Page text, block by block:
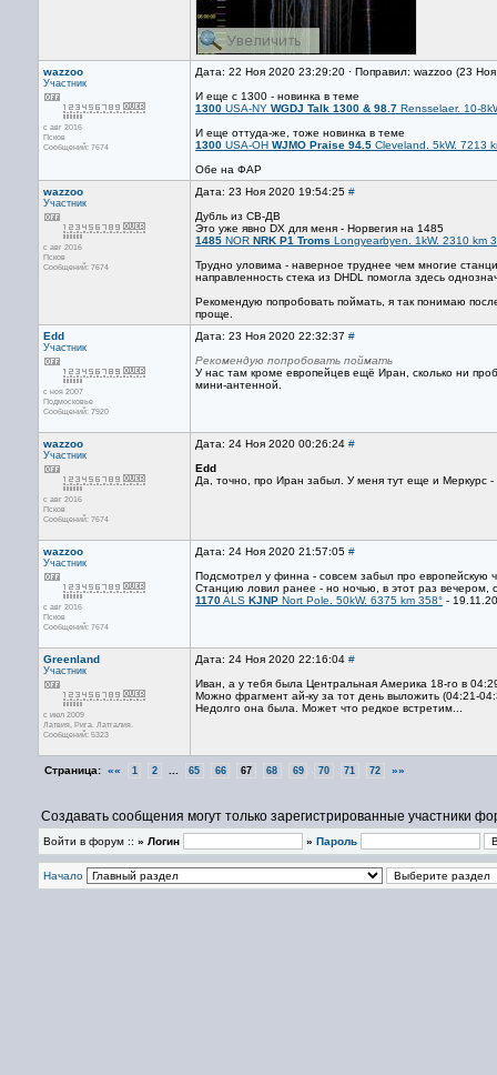
wazzoo
Участник
с авг 2016
Псков
Сообщений: 7674
Дата: 22 Ноя 2020 23:29:20 · Поправил: wazzoo (23
И еще с 1300 - новинка в теме
1300 USA-NY WGDJ Talk 1300 & 98.7 Rensselaer. 10-
И еще оттуда-же, тоже новинка в теме
1300 USA-OH WJMO Praise 94.5 Cleveland. 5kW. 7213
Обе на ФАР
wazzoo
Участник
с авг 2016
Псков
Сообщений: 7674
Дата: 23 Ноя 2020 19:54:25 #
Дубль из СВ-ДВ
Это уже явно DX для меня - Норвегия на 1485
1485 NOR NRK P1 Troms Longyearbyen. 1kW. 2310 km
Трудно уловима - наверное труднее чем многие
направленность стека из DHDL помогла здесь
Рекомендую попробовать поймать, я так понимаю
проще.
Edd
Участник
с ноя 2007
Подмосковье
Сообщений: 7920
Дата: 23 Ноя 2020 22:32:37 #
Рекомендую попробовать поймать
У нас там кроме европейцев ещё Иран, сколько ни
мини-антенной.
wazzoo
Участник
с авг 2016
Псков
Сообщений: 7674
Дата: 24 Ноя 2020 00:26:24 #
Edd
Да, точно, про Иран забыл. У меня тут еще и Меркурс -
wazzoo
Участник
с авг 2016
Псков
Сообщений: 7674
Дата: 24 Ноя 2020 21:57:05 #
Подсмотрел у финна - совсем забыл про европейскую
Станцию ловил ранее - но ночью, в этот раз вечером,
1170ALS KJNP Nort Pole. 50kW. 6375 km 358° -
Greenland
Участник
с июл 2009
Латвия, Рига. Латгалия.
Сообщений: 5323
Дата: 24 Ноя 2020 22:16:04 #
Иван, а у тебя была Центральная Америка 18-го в
Можно фрагмент ай-ку за тот день выложить (04:21-
Недолго она была. Может что редкое встретим...
Страница: «« 1 2 65 66 67 68 69 70 71 72 »»
Создавать сообщения могут только зарегистрированные участники
Войти в форум :: » Логин » Пароль
Начало